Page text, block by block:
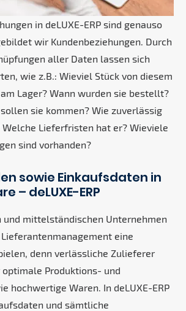
in deLUXE-ERP sind genauso
wir Kundenbeziehungen. Durch
aller Daten lassen sich
wie z.B.: Wieviel Stück von diesem
Lager? Wann wurden sie bestellt?
sie kommen? Wie zuverlässig
Lieferfristen hat er? Wieviele
sind vorhanden?
sowie Einkaufsdaten in
– deLUXE-ERP
und mittelständischen Unternehmen
eine
denn verlässliche Zulieferer
Produktions- und
hochwertige Waren. In deLUXE-ERP
und sämtliche